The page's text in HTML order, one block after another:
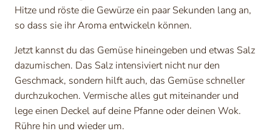
Hitze und röste die Gewürze ein paar Sekunden lang an,
so dass sie ihr Aroma entwickeln können.
Jetzt kannst du das Gemüse hineingeben und etwas Salz
dazumischen. Das Salz intensiviert nicht nur den
Geschmack, sondern hilft auch, das Gemüse schneller
durchzukochen. Vermische alles gut miteinander und
lege einen Deckel auf deine Pfanne oder deinen Wok.
Rühre hin und wieder um.